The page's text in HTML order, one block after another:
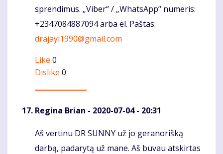
sprendimus. „Viber“ / „WhatsApp“ numeris:
+2347084887094 arba el. Paštas:
drajayi1990@gmail.com
Like 0
Dislike 0
Regina Brian - 2020-07-04 - 20:31
Komentaras
Aš vertinu DR SUNNY už jo geranorišką
darbą, padarytą už mane. Aš buvau atskirtas